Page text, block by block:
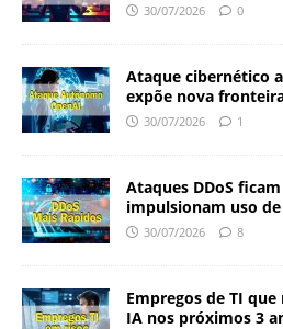
30/07/2026 0
Ataque cibernético
expõe nova
30/07/2026 1
Ataques DDoS
impulsionam uso
30/07/2026 8
Empregos de TI
IA nos próximos 3